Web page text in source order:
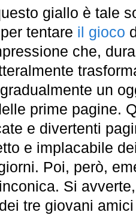
giallo è tale
tentare il gioco
che,
un
prime pagine.
e divertenti
e implacabile
Poi, però,
Si
tre giovani